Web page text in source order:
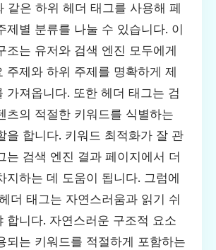
같은 하위 헤더 태그를 사용해 페
제별 분류를 나눌 수 있습니다. 이
조는 유저와 검색 엔진 모두에게
주제와 하위 주제를 명확하게 제
가져옵니다. 또한 헤더 태그는 검
츠의 적절한 키워드를 식별하는
을 합니다. 키워드 최적화가 잘 관
는 검색 엔진 결과 페이지에서 더
지하는 데 도움이 됩니다. 그럼에
더 태그는 자연스러움과 읽기 쉬
합니다. 자연스러운 구조적 요소
되는 키워드를 적절하게 포함하는